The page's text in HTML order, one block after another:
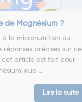
de Magnésium ?
à la micronutrition ou
réponses précises sur ce
cet article est fait pour
joue ...
Lire la suite